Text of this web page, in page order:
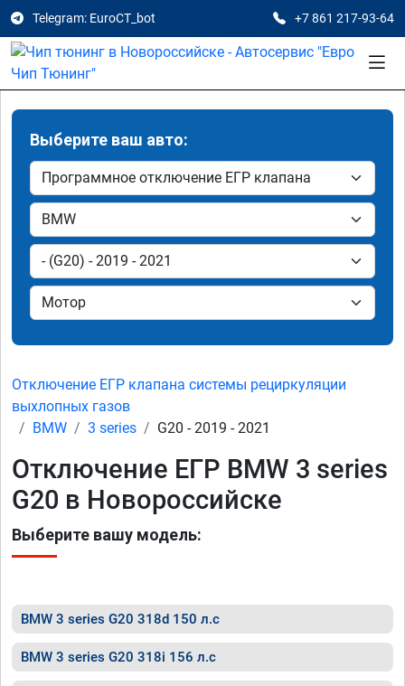
Telegram: EuroCT_bot +7 861 217-93-64
Выберите ваш авто:
Отключение ЕГР клапана системы рециркуляции
выхлопных газов
BMW
3 series G20 - 2019 - 2021
Отключение ЕГР BMW 3 series
G20 в Новороссийске
Выберите вашу модель:
BMW 3 series G20 318d 150 л.с
BMW 3 series G20 318i 156 л.с